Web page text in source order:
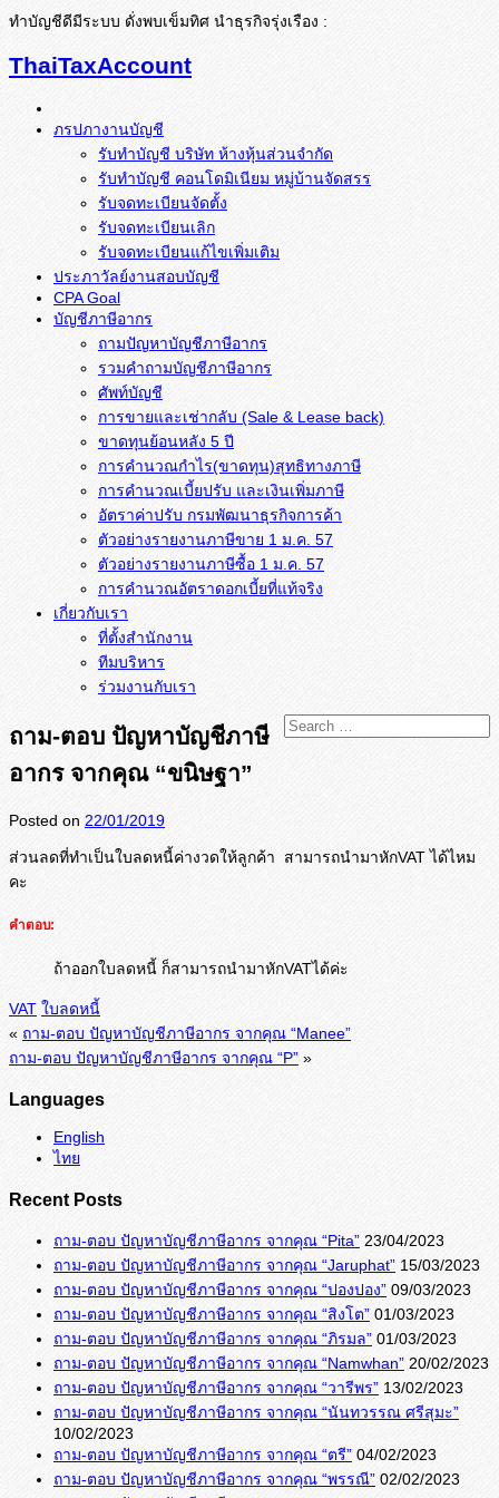
ทำบัญชีดีมีระบบ ดั่งพบเข็มทิศ นำธุรกิจรุ่งเรือง :
ThaiTaxAccount
ภรปภางานบัญชี
รับทำบัญชี บริษัท ห้างหุ้นส่วนจำกัด
รับทำบัญชี คอนโดมิเนียม หมู่บ้านจัดสรร
รับจดทะเบียนจัดตั้ง
รับจดทะเบียนเลิก
รับจดทะเบียนแก้ไขเพิ่มเติม
ประภาวัลย์งานสอบบัญชี
CPA Goal
บัญชีภาษีอากร
ถามปัญหาบัญชีภาษีอากร
รวมคำถามบัญชีภาษีอากร
ศัพท์บัญชี
การขายและเช่ากลับ (Sale & Lease back)
ขาดทุนย้อนหลัง 5 ปี
การคำนวณกำไร(ขาดทุน)สุทธิทางภาษี
การคำนวณเบี้ยปรับ และเงินเพิ่มภาษี
อัตราค่าปรับ กรมพัฒนาธุรกิจการค้า
ตัวอย่างรายงานภาษีขาย 1 ม.ค. 57
การคำนวณอัตราดอกเบี้ยที่แท้จริง
เกี่ยวกับเรา
ที่ตั้งสำนักงาน
ทีมบริหาร
ร่วมงานกับเรา
ถาม-ตอบ ปัญหาบัญชีภาษี
อากร จากคุณ “ขนิษฐา”
Posted on 22/01/2019
ส่วนลดที่ทำเป็นใบลดหนี้ค่างวดให้ลูกค้า สามารถนำมาหักVAT ได้ไหม
คะ
คำตอบ:
ถ้าออกใบลดหนี้ ก็สามารถนำมาหักVATได้ค่ะ
VAT ใบลดหนี้
« ถาม-ตอบ ปัญหาบัญชีภาษีอากร จากคุณ “Manee”
ถาม-ตอบ ปัญหาบัญชีภาษีอากร จากคุณ “P” »
Languages
English
ไทย
Recent Posts
ถาม-ตอบ ปัญหาบัญชีภาษีอากร จากคุณ “Pita” 23/04/2023
ถาม-ตอบ ปัญหาบัญชีภาษีอากร จากคุณ “Jaruphat” 15/03/2023
ถาม-ตอบ ปัญหาบัญชีภาษีอากร จากคุณ “ปองปอง” 09/03/2023
ถาม-ตอบ ปัญหาบัญชีภาษีอากร จากคุณ “สิงโต” 01/03/2023
ถาม-ตอบ ปัญหาบัญชีภาษีอากร จากคุณ “ภิรมล” 01/03/2023
ถาม-ตอบ ปัญหาบัญชีภาษีอากร จากคุณ “Namwhan” 20/02/2023
ถาม-ตอบ ปัญหาบัญชีภาษีอากร จากคุณ “วารีพร” 13/02/2023
ถาม-ตอบ ปัญหาบัญชีภาษีอากร จากคุณ “นันทวรรณ ศรีสุมะ”
10/02/2023
ถาม-ตอบ ปัญหาบัญชีภาษีอากร จากคุณ “ตรี” 04/02/2023
ถาม-ตอบ ปัญหาบัญชีภาษีอากร จากคุณ “พรรณี” 02/02/2023